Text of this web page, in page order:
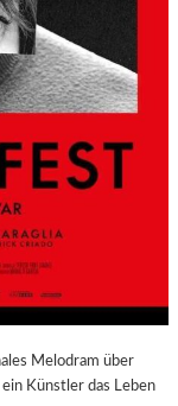
Melodram über
Künstler das Leben